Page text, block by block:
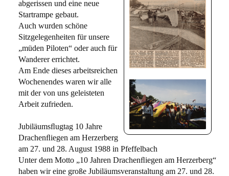
abgerissen und eine neue
Startrampe gebaut.
Auch wurden schöne
Sitzgelegenheiten für unsere
„müden Piloten“ oder auch für
Wanderer errichtet.
Am Ende dieses arbeitsreichen
Wochenendes waren wir alle
mit der von uns geleisteten
Arbeit zufrieden.
Jubiläumsﬂugtag 10 Jahre
Drachenﬂiegen am Herzerberg
am 27. und 28. August 1988 in Pfeffelbach
Unter dem Motto „10 Jahren Drachenﬂiegen am Herzerberg“
haben wir eine große Jubiläumsveranstaltung am 27. und 28.